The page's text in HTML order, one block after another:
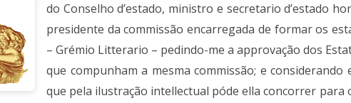
do Conselho d’estado, ministro e secretario d’estado
presidente da commissão encarregada de formar os
– Grémio Litterario – pedindo-me a approvação dos
que compunham a mesma commissão; e
que pela ilustração intellectual póde ella concorrer